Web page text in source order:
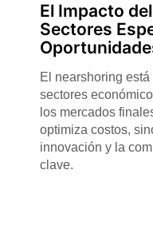
El Impacto
Sectores
El nearshoring
sectores
los mercados
optimiza costos,
innovación y la
clave.